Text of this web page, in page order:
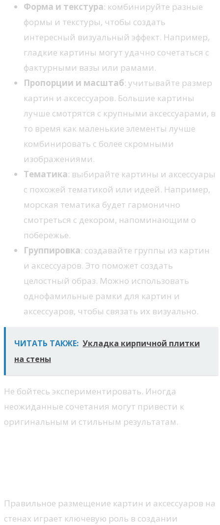
Форма и текстура: комбинируйте разные
формы и текстуры, чтобы создать
интересный визуальный эффект. Например,
гладкие картины могут удачно сочетаться с
фактурными вазы или рамами.
Пропорции и масштаб: учитывайте размер
картин и аксессуаров. Большие картины
лучше смотрятся с крупными аксессуарами, в
то время как маленькие элементы лучше
комбинировать с более скромными
изображениями.
Тематика: выбирайте картины и аксессуары
с похожей тематикой или идеей. Например,
морская тематика будет гармонично
смотреться с декором, напоминающим о
побережье.
Группировка: создавайте группы из картин
и аксессуаров. Это поможет создать
целостный образ. Можно использовать
однофамильные рамки для картин и
аксессуаров, чтобы связать их визуально.
ЧИТАТЬ ТАКЖЕ: Укладка кирпичной плитки
на стены
Не бойтесь экспериментировать. Иногда
неожиданные сочетания могут привести к
оригинальным и стильным результатам.
Правильное размещение картин и аксессуаров на
стенах играет ключевую роль в создании